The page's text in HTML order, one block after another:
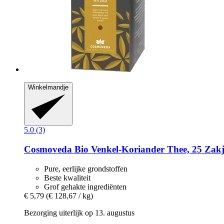
Winkelmandje
5.0 (3)
Cosmoveda Bio Venkel-​Koriander Thee, 25
Pure, eerlijke grondstoffen
Beste kwaliteit
Grof gehakte ingrediënten
€ 5,79 (€ 128,67 / kg)
Bezorging uiterlijk op 13. augustus